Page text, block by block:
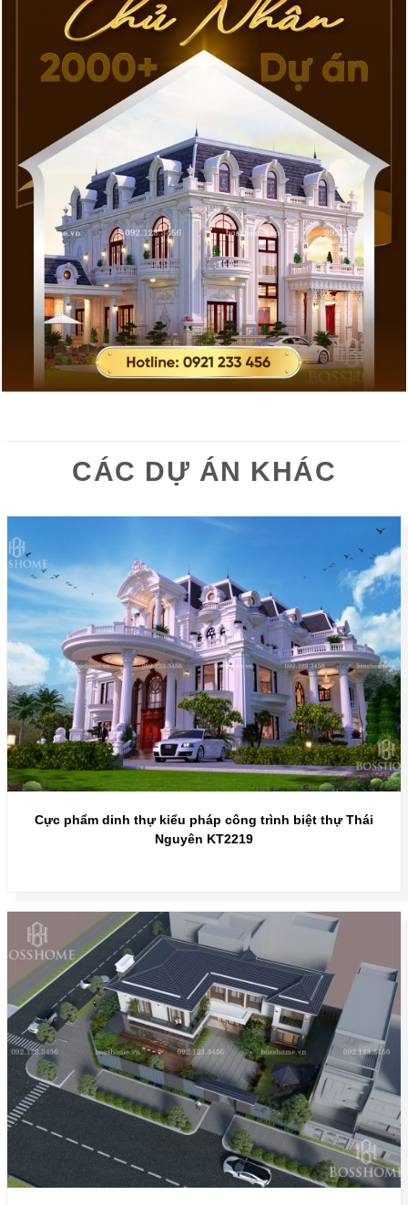
CÁC DỰ ÁN KHÁC
Cực phẩm dinh thự kiểu pháp công trình biệt thự Thái
Nguyên KT2219